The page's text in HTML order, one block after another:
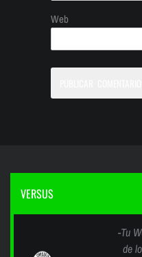
Web
VERSUS
-Tu
de